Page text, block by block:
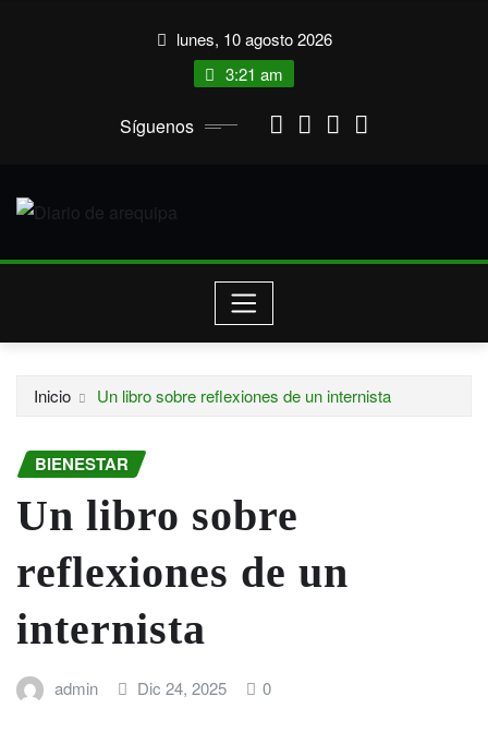
lunes, 10 agosto 2026
3:21 am
Síguenos
Inicio Un libro sobre reflexiones de un internista
BIENESTAR
Un libro sobre
reflexiones de un
internista
admin Dic 24, 2025 0